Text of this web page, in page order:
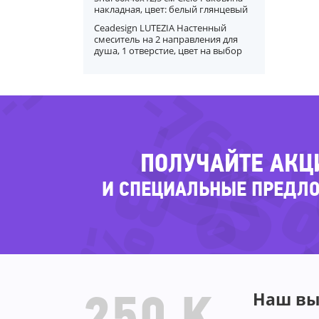
накладная, цвет: белый глянцевый
Ceadesign LUTEZIA Настенный
смеситель на 2 направления для
душа, 1 отверстие, цвет на выбор
ПОЛУЧАЙТЕ
И СПЕЦИАЛЬНЫЕ
-76%
-73% -
- Наш